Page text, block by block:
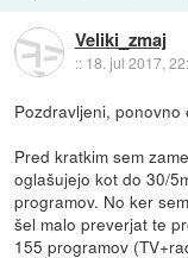
Veliki_zmaj
:: 18. jul 2017,
Pozdravljeni,
Pred kratkim sem
oglašujejo kot do 30/
programov. No ker
šel malo preverjat te
155 programov